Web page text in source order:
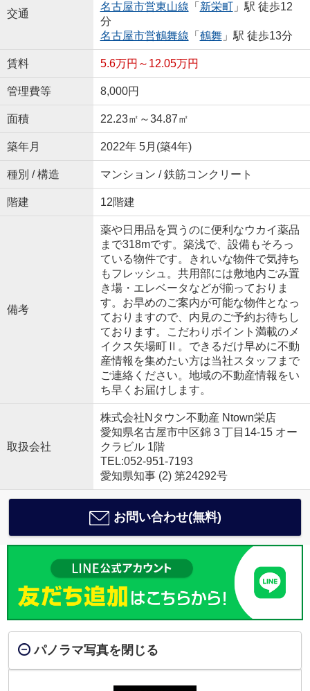
交通
名古屋市営東山線 「 新栄町」駅 徒歩12
分
名古屋市営鶴舞線 「 鶴舞」駅 徒歩13分
賃料 5.6万円～12.05万円
管理費等 8,000円
面積 22.23㎡～34.87㎡
築年月 2022年 5月(築4年)
種別 / 構造 マンション / 鉄筋コンクリート
階建 12階建
備考
薬や日用品を買うのに便利なウカイ薬品
まで318mです。築浅で、設備もそろっ
ている物件です。きれいな物件で気持ち
もフレッシュ。共用部には敷地内ごみ置
き場・エレベータなどが揃っておりま
す。お早めのご案内が可能な物件となっ
ておりますので、内見のご予約お待ちし
ております。こだわりポイント満載のメ
イクス矢場町Ⅱ。できるだけ早めに不動
産情報を集めたい方は当社スタッフまで
ご連絡ください。地域の不動産情報をい
ち早くお届けします。
取扱会社
株式会社Nタウン不動産 Ntown栄店
愛知県名古屋市中区錦３丁目14-15 オー
クラビル 1階
TEL:052-951-7193
愛知県知事 (2) 第24292号
お問い合わせ(無料)
パノラマ写真を閉じる